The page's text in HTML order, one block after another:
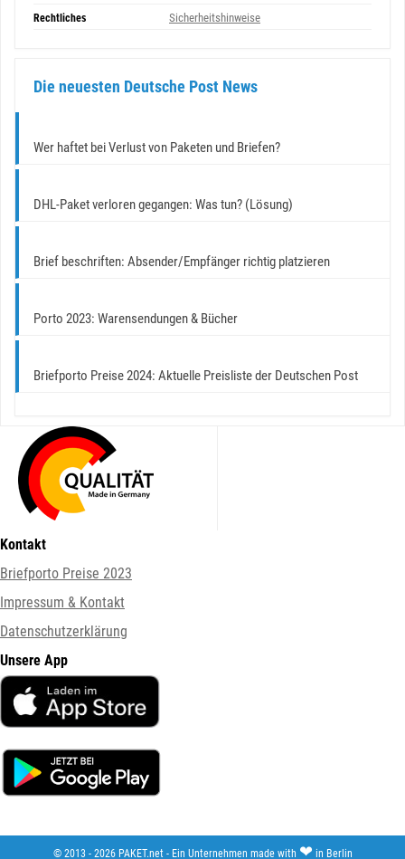
Rechtliches Sicherheitshinweise
Die neuesten Deutsche Post News
Wer haftet bei Verlust von Paketen und Briefen?
DHL-Paket verloren gegangen: Was tun? (Lösung)
Brief beschriften: Absender/Empfänger richtig platzieren
Porto 2023: Warensendungen & Bücher
Briefporto Preise 2024: Aktuelle Preisliste der Deutschen Post
Kontakt
Briefporto Preise 2023
Impressum & Kontakt
Datenschutzerklärung
Unsere App
© 2013 - 2026 PAKET.net - Ein Unternehmen made with ❤ in Berlin